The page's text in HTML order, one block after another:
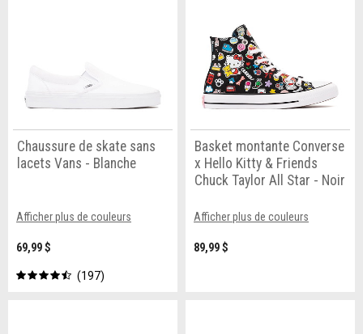
Chaussure de skate sans
lacets Vans - Blanche
Afficher plus de couleurs
69,99 $
197
Basket montante Converse
x Hello Kitty & Friends
Chuck Taylor All Star - Noir
Afficher plus de couleurs
89,99 $